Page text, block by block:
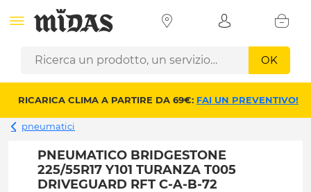
OK
RICARICA CLIMA A PARTIRE DA 69€: FAI UN PREVENTIVO!
pneumatici
PNEUMATICO BRIDGESTONE
225/55R17 Y101 TURANZA T005
DRIVEGUARD RFT C-A-B-72